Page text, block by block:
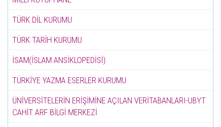
TÜRK DİL KURUMU
TÜRK TARİH KURUMU
İSAM(İSLAM ANSİKLOPEDİSİ)
TÜRKİYE YAZMA ESERLER KURUMU
ÜNİVERSİTELERİN ERİŞİMİNE AÇILAN VERİTABANLARI-UBYT
CAHİT ARF BİLGİ MERKEZİ